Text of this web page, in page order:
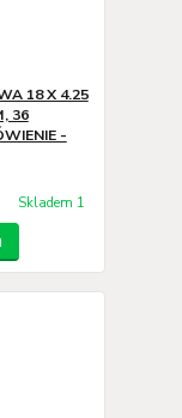
18 X 4.25
36
-
Skladem 1